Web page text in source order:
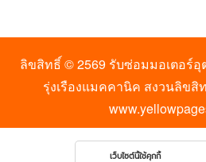
ลิขสิทธิ์ © 2569 รับซ่อมมอเตอร์อุ
รุ่งเรืองแมคคานิค สงวนลิขสิ
เว็บไซต์นี้ใช้คุกกี้